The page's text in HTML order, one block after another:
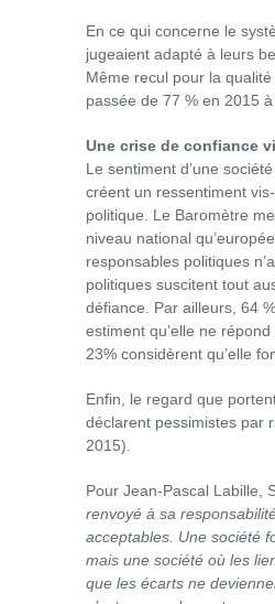
En ce qui concerne le
jugeaient adapté à leurs
Même recul pour la
passée de 77 % en 2015 à
Une crise de confiance
Le sentiment d’une
créent un ressentiment
politique. Le Baromètre
niveau national
responsables politiques
politiques suscitent tout
défiance. Par ailleurs, 64
estiment qu’elle ne
23% considèrent qu’elle
Enfin, le regard que
déclarent pessimistes par
2015).
Pour Jean-Pascal Labille,
renvoyé à sa
acceptables. Une société
mais une société où les
que les écarts ne